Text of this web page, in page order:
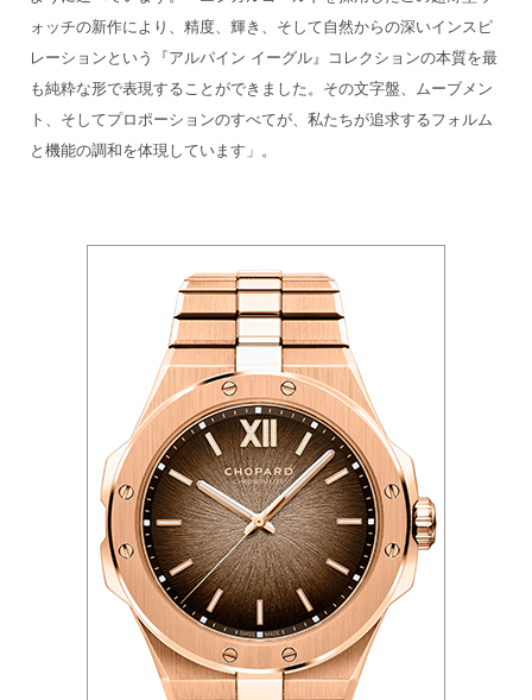
ォッチの新作により、精度、輝き、そして自然からの深いインスピ
レーションという『アルパイン イーグル』コレクションの本質を最
も純粋な形で表現することができました。その文字盤、ムーブメン
ト、そしてプロポーションのすべてが、私たちが追求するフォルム
と機能の調和を体現しています」。